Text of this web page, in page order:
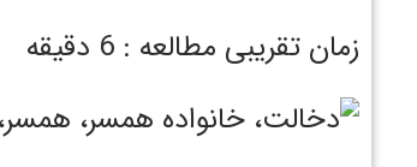
زمان تقریبی مطالعه : 6 دقیقه